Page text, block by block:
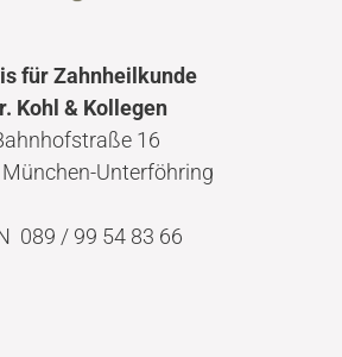
für Zahnheilkunde
Kohl & Kollegen
16
Unterföhring
089 / 99 54 83 66